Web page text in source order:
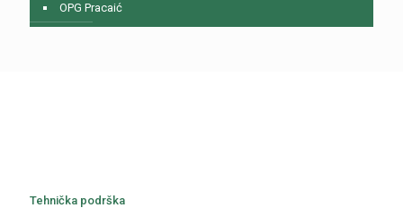
OPG Pracaić
Tehnička podrška